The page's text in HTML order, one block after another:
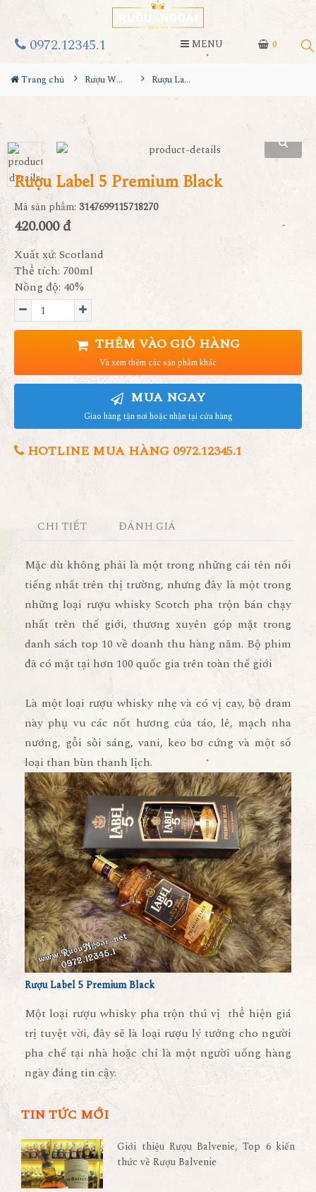
0
0972.12345.1 MENU
Trang chủ Rượu Whisky Rượu Label 5 Premium Black
Rượu Label 5 Premium Black
Mã sản phẩm: 3147699115718270
420.000 đ
Xuất xứ: Scotland
Thể tích: 700ml
Nồng độ: 40%
THÊM VÀO GIỎ HÀNG
Và xem thêm các sản phẩm khác
MUA NGAY
Giao hàng tận nơi hoặc nhận tại cửa hàng
HOTLINE MUA HÀNG 0972.12345.1
CHI TIẾT ĐÁNH GIÁ
Mặc dù không phải là một trong những cái tên nối
tiếng nhất trên thị trường, nhưng đây là một trong
những loại rượu whisky Scotch pha trộn bán chạy
nhất trên thế giới, thương xuyên góp mặt trong
danh sách top 10 về doanh thu hàng năm. Bộ phim
đã có mặt tại hơn 100 quốc gia trên toàn thế giới
Là một loại rượu whisky nhẹ và có vị cay, bộ dram
này phụ vu các nốt hương của táo, lê, mạch nha
nướng, gỗi sồi sáng, vani, keo bơ cứng và một số
loại than bùn thanh lịch.
Rượu Label 5 Premium Black
Một loại rượu whisky pha trộn thú vị thể hiện giá
trị tuyệt vời, đây sẽ là loại rượu lý tưởng cho người
pha chế tại nhà hoặc chỉ là một người uống hàng
ngày đáng tin cậy.
TIN TỨC MỚI
Giới thiệu Rượu Balvenie, Top 6 kiến
thức về Rượu Balvenie